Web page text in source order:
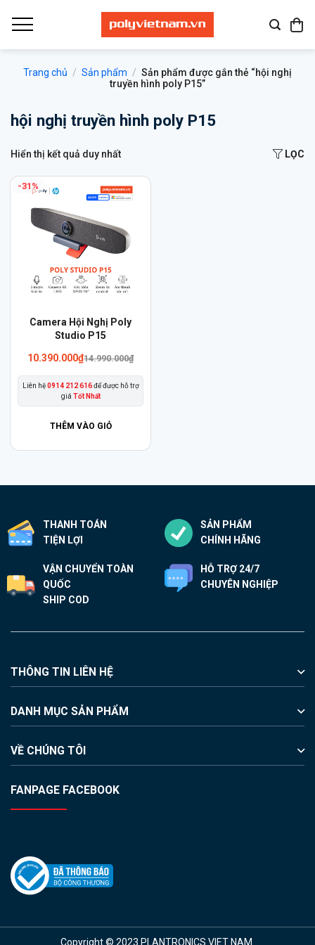
qua
Trang chủ / Sản phẩm / Sản phẩm được gắn thẻ “hội nghị
truyền hình poly P15”
hội nghị truyền hình poly P15
Hiển thị kết quả duy nhất LỌC
-31%
Camera Hội Nghị Poly
Studio P15
14.990.000₫
Giá
14.990.000₫.
10.390.000₫Giá
là:
10.390.000₫.
Liên hệ0914 212 616để được hỗ trợ
giá Tốt Nhất
THÊM VÀO GIỎ
THANH TOÁN
TIỆN LỢI
SẢN PHẨM
CHÍNH HÃNG
VẬN CHUYỂN TOÀN
QUỐC
SHIP COD
HỖ TRỢ 24/7
CHUYÊN NGHIỆP
THÔNG TIN LIÊN HỆ
DANH MỤC SẢN PHẨM
VỀ CHÚNG TÔI
FANPAGE FACEBOOK
Copyright © 2023 PLANTRONICS VIET NAM.